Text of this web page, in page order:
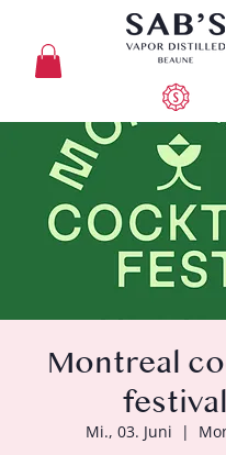
Montreal
festival
Mi., 03. Juni
  |